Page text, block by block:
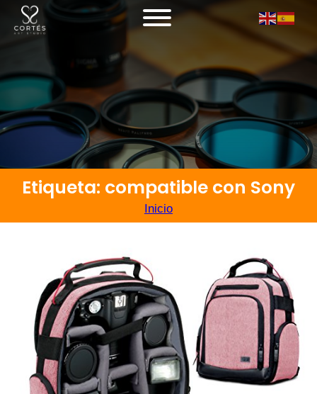
Etiqueta: compatible con Sony
Inicio